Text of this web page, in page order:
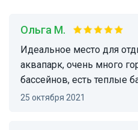
Ольга М.
Идеальное место для отдыха с детьми, большой
аквапарк, очень много
бассейнов, есть теплые
25 октября 2021